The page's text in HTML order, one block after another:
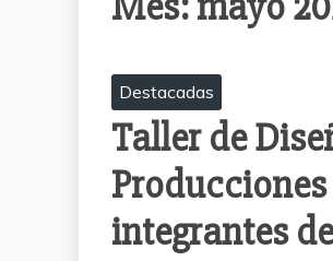
Destacadas
Taller de
integrantes